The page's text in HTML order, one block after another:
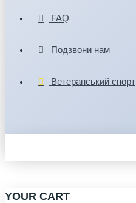
FAQ
Подзвони нам
Ветеранський спорт
YOUR CART